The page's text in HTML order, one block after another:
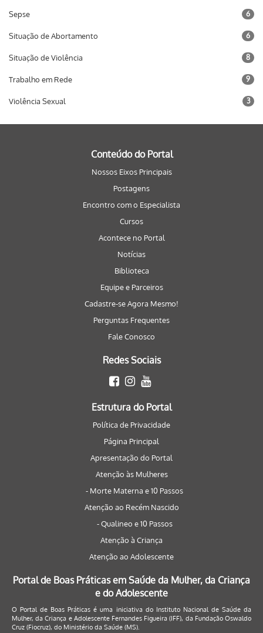
Sepse 6
Situação de Abortamento 6
Situação de Violência 8
Trabalho em Rede 9
Violência Sexual 3
Conteúdo do Portal
Nossos Eixos Principais
Postagens
Encontro com o Especialista
Cursos
Acontece no Portal
Notícias
Biblioteca
Equipe e Parceiros
Cadastre-se Agora Mesmo!
Perguntas Frequentes
Fale Conosco
Redes Sociais
Estrutura do Portal
Política de Privacidade
Página Principal
Apresentação do Portal
Atenção às Mulheres
- Morte Materna e 10 Passos
Atenção ao Recém Nascido
- Qualineo e 10 Passos
Atenção à Criança
Atenção ao Adolescente
Portal de Boas Práticas em Saúde da Mulher, da Criança
e do Adolescente
O Portal de Boas Práticas é uma iniciativa do Instituto Nacional de Saúde da
Mulher, da Criança e Adolescente Fernandes Figueira (IFF), da Fundação Oswaldo
Cruz (Fiocruz), do Ministério da Saúde (MS).